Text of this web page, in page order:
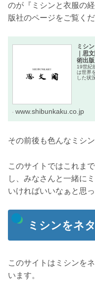
のが『ミシンと衣服の
版社のページをご覧くだ
ミシ
｜思
術出版
19世紀
は世界
した状
www.shibunkaku.co.jp
その前後も色んなミシ
このサイトではこれま
し、みなさんと一緒に
いければいいなぁと思っ
ミシンをネ
このサイトはミシンを
います。